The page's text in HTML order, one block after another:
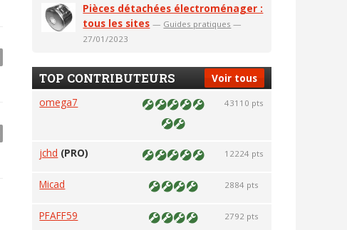
Pièces détachées électroménager :
tous les sites — Guides pratiques —
27/01/2023
Voir tous
TOP CONTRIBUTEURS
omega7 43110 pts
jchd (PRO) 12224 pts
Micad 2884 pts
PFAFF59 2792 pts